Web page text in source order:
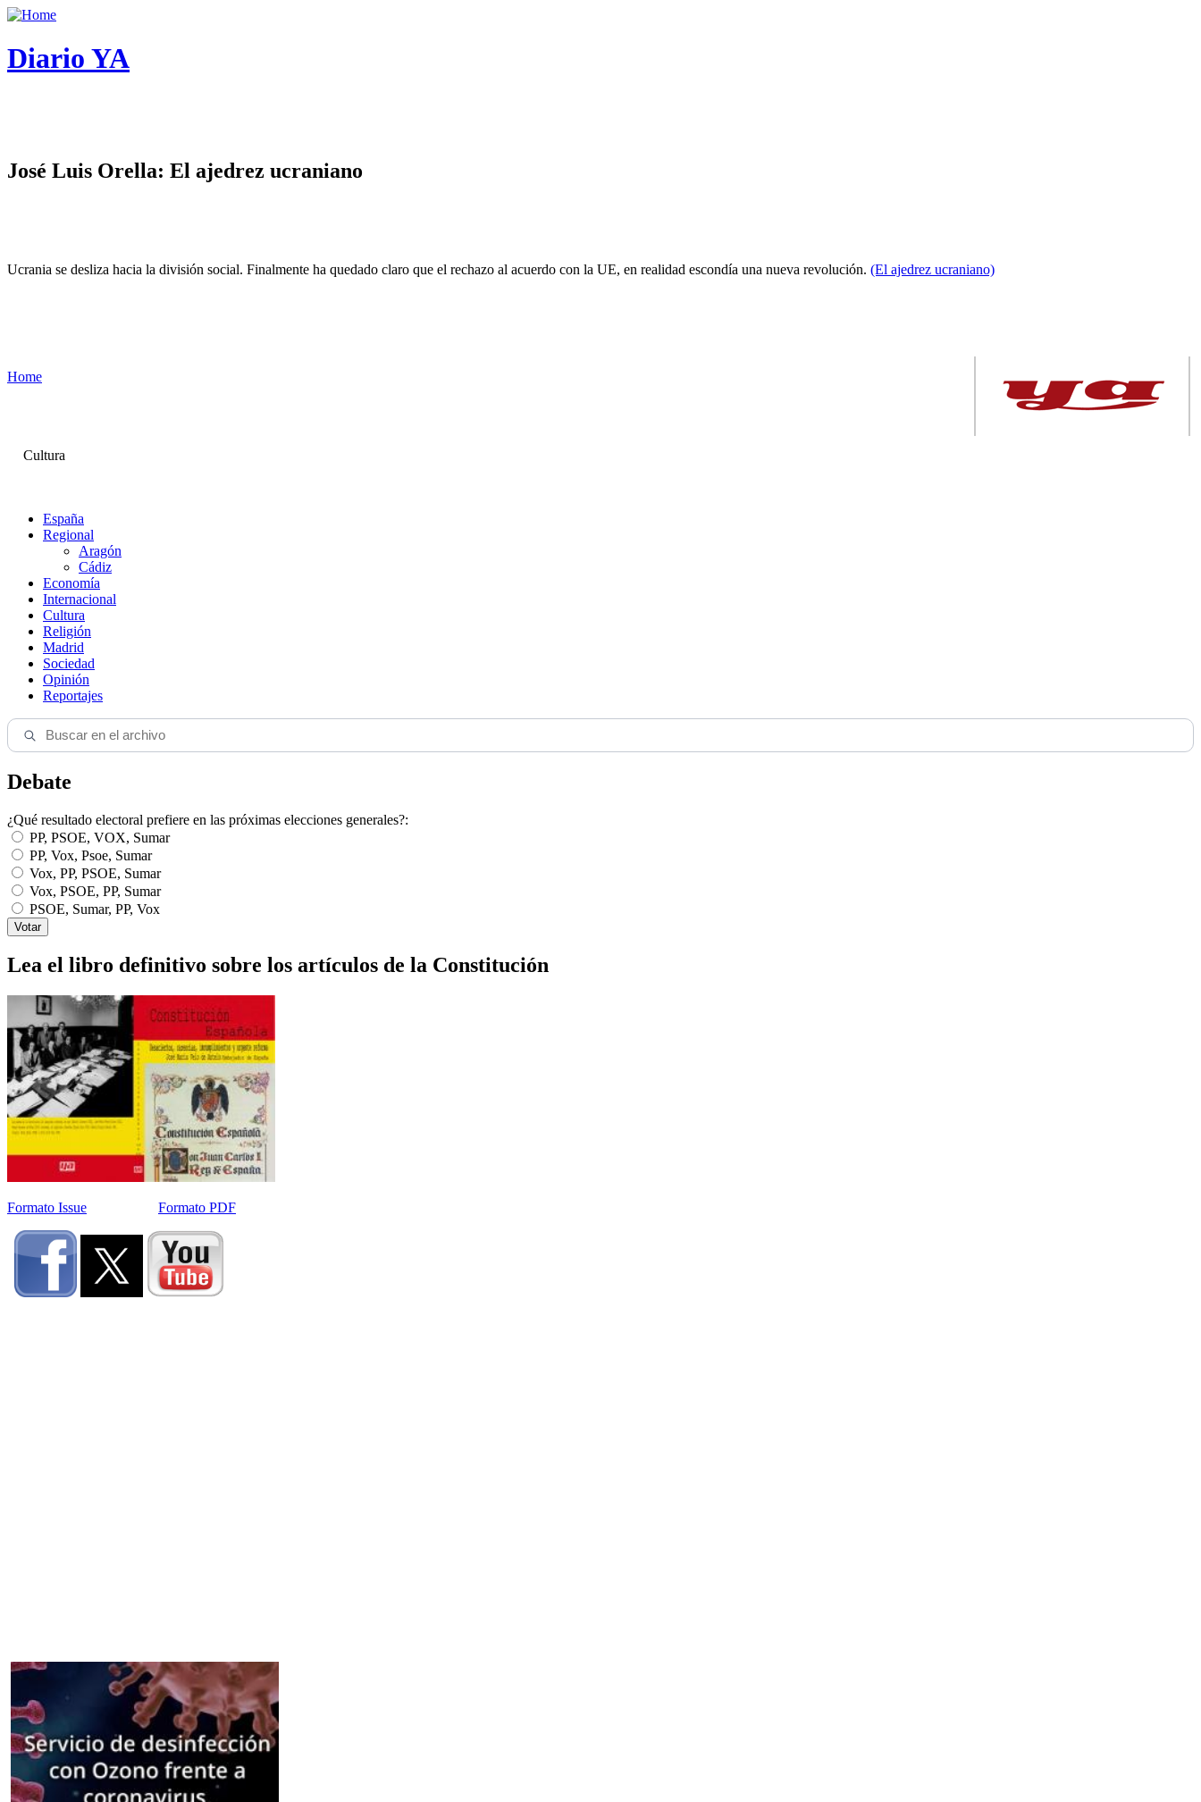
Diario YA
José Luis Orella: El ajedrez ucraniano
Ucrania se desliza hacia la división social. Finalmente ha quedado claro que el rechazo al acuerdo con la UE, en realidad escondía una nueva revolución. (El ajedrez ucraniano)
Home
Cultura
España
Regional
Aragón
Cádiz
Economía
Internacional
Cultura
Religión
Madrid
Sociedad
Opinión
Reportajes
Debate
¿Qué resultado electoral prefiere en las próximas elecciones generales?:
PP, PSOE, VOX, Sumar
PP, Vox, Psoe, Sumar
Vox, PP, PSOE, Sumar
Vox, PSOE, PP, Sumar
PSOE, Sumar, PP, Vox
Lea el libro definitivo sobre los artículos de la Constitución
Formato Issue Formato PDF